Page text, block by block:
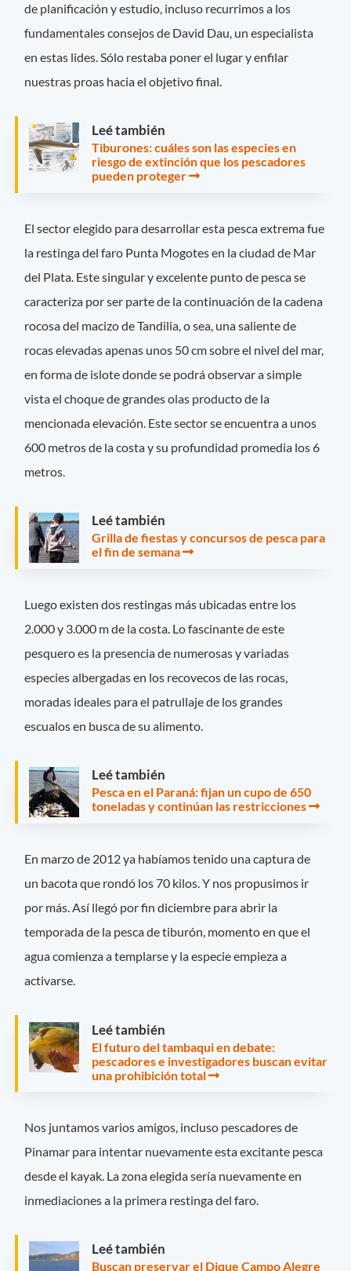
de planificación y estudio, incluso recurrimos a los
fundamentales consejos de David Dau, un especialista
en estas lides. Sólo restaba poner el lugar y enfilar
nuestras proas hacia el objetivo final.
Leé también
Tiburones: cuáles son las especies en
riesgo de extinción que los pescadores
pueden proteger
El sector elegido para desarrollar esta pesca extrema fue
la restinga del faro Punta Mogotes en la ciudad de Mar
del Plata. Este singular y excelente punto de pesca se
caracteriza por ser parte de la continuación de la cadena
rocosa del macizo de Tandilia, o sea, una saliente de
rocas elevadas apenas unos 50 cm sobre el nivel del mar,
en forma de islote donde se podrá observar a simple
vista el choque de grandes olas producto de la
mencionada elevación. Este sector se encuentra a unos
600 metros de la costa y su profundidad promedia los 6
metros.
Leé también
Grilla de fiestas y concursos de pesca para
el fin de semana
Luego existen dos restingas más ubicadas entre los
2.000 y 3.000 m de la costa. Lo fascinante de este
pesquero es la presencia de numerosas y variadas
especies albergadas en los recovecos de las rocas,
moradas ideales para el patrullaje de los grandes
escualos en busca de su alimento.
Leé también
Pesca en el Paraná: fijan un cupo de 650
toneladas y continúan las restricciones
En marzo de 2012 ya habíamos tenido una captura de
un bacota que rondó los 70 kilos. Y nos propusimos ir
por más. Así llegó por fin diciembre para abrir la
temporada de la pesca de tiburón, momento en que el
agua comienza a templarse y la especie empieza a
activarse.
Leé también
El futuro del tambaqui en debate:
pescadores e investigadores buscan evitar
una prohibición total
Nos juntamos varios amigos, incluso pescadores de
Pinamar para intentar nuevamente esta excitante pesca
desde el kayak. La zona elegida sería nuevamente en
inmediaciones a la primera restinga del faro.
Leé también
Buscan preservar el Dique Campo Alegre